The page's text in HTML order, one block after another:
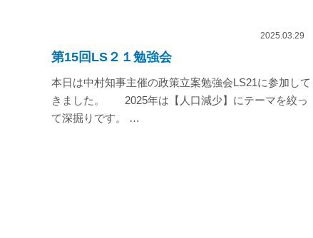
2025.03.29
第15回LS２１勉強会
本日は中村知事主催の政策立案勉強会LS21に参加して
きました。 2025年は【人口減少】にテーマを絞っ
て深掘りです。 …